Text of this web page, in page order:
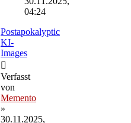
04:24
Postapokalyptic
KI-
Images
Verfasst
von
Memento
»
30.11.2025,